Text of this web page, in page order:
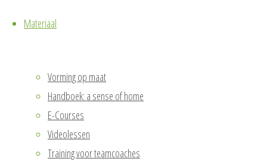
Materiaal
Vorming op maat
Handboek: a sense of home
E-Courses
Videolessen
Training voor teamcoaches
Buiten komt voorbij